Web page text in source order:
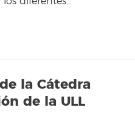
la Cátedra
de la ULL